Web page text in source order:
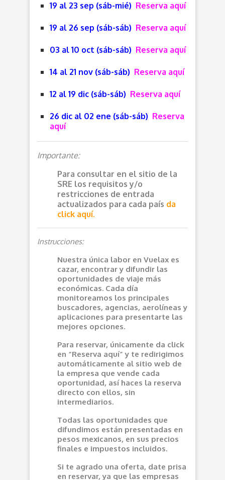
19 al 23 sep (sáb-mié) Reserva aquí
19 al 26 sep (sáb-sáb) Reserva aquí
03 al 10 oct (sáb-sáb) Reserva aquí
14 al 21 nov (sáb-sáb) Reserva aquí
12 al 19 dic (sáb-sáb) Reserva aquí
26 dic al 02 ene (sáb-sáb) Reserva
aquí
Importante:
Para consultar en el sitio de la
SRE los requisitos y/o
restricciones de entrada
actualizados para cada país da
click aquí.
Instrucciones:
Nuestra única labor en Vuelax es
cazar, encontrar y difundir las
oportunidades de viaje más
económicas. Cada día
monitoreamos los principales
buscadores, agencias, aerolíneas y
aplicaciones para presentarte las
mejores opciones.
Para reservar, únicamente da click
en “Reserva aquí” y te redirigimos
automáticamente al sitio web de
la empresa que vende cada
oportunidad, así haces la reserva
directo con ellos, sin
intermediarios.
Todas las oportunidades que
difundimos están presentadas en
pesos mexicanos, en sus precios
finales e impuestos incluidos.
Si te agrado una oferta, date prisa
en reservar, ya que las empresas